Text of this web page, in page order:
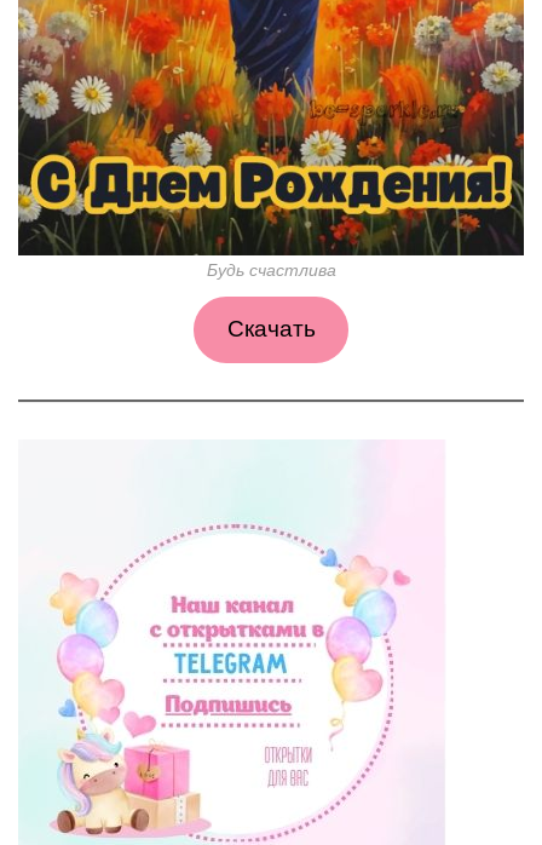
Будь счастлива
Скачать